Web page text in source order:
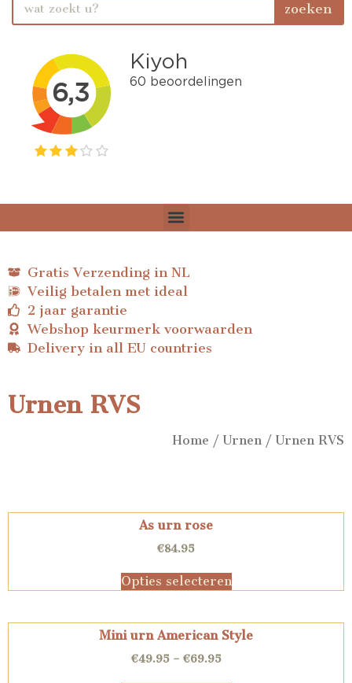
zoeken
Gratis Verzending in NL
Veilig betalen met ideal
2 jaar garantie
Webshop keurmerk voorwaarden
Delivery in all EU countries
Urnen RVS
Home / Urnen / Urnen RVS
As urn rose
€84.95
Opties selecteren
Mini urn American Style
€49.95– €69.95